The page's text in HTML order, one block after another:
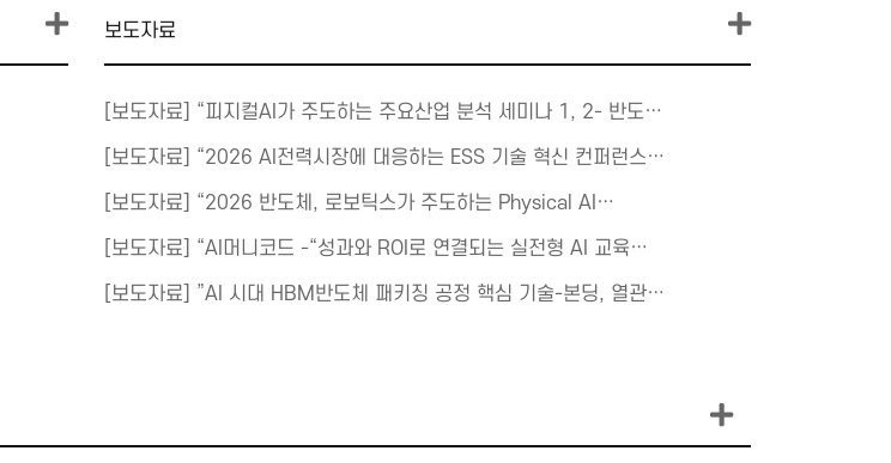
보도자료
[보도자료] “피지컬AI가 주도하는 주요산업 분석 세미나 1, 2- 반도…
[보도자료] “2026 AI전력시장에 대응하는 ESS 기술 혁신 컨퍼런스…
[보도자료] “2026 반도체, 로보틱스가 주도하는 Physical AI…
[보도자료] “AI머니코드 -“성과와 ROI로 연결되는 실전형 AI 교육…
[보도자료] ”AI 시대 HBM반도체 패키징 공정 핵심 기술-본딩, 열관…